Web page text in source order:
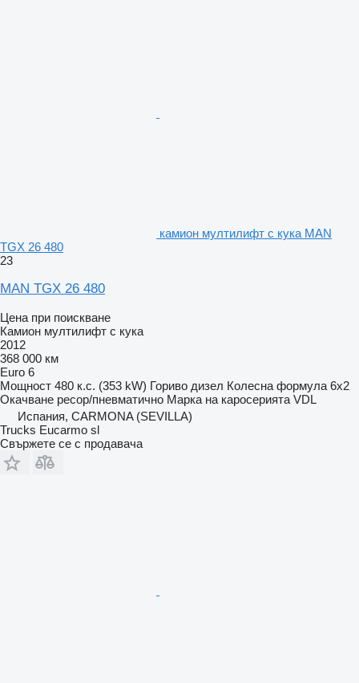
камион мултилифт с кука MAN
TGX 26 480
23
MAN TGX 26 480
Цена при поискване
Камион мултилифт с кука
2012
368 000 км
Euro 6
Мощност 480 к.с. (353 kW) Гориво дизел Колесна формула 6x2
Окачване ресор/пневматично Марка на каросерията VDL
Испания, CARMONA (SEVILLA)
Trucks Eucarmo sl
Свържете се с продавача